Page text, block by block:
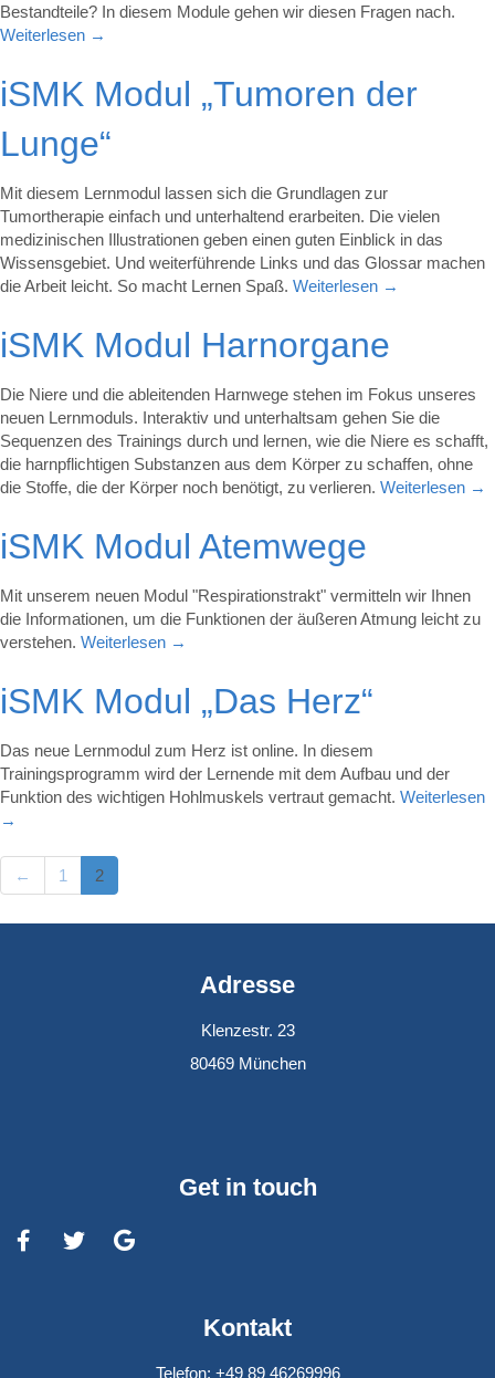
Bestandteile? In diesem Module gehen wir diesen Fragen nach.
Weiterlesen →
iSMK Modul „Tumoren der
Lunge“
Mit diesem Lernmodul lassen sich die Grundlagen zur
Tumortherapie einfach und unterhaltend erarbeiten. Die vielen
medizinischen Illustrationen geben einen guten Einblick in das
Wissensgebiet. Und weiterführende Links und das Glossar machen
die Arbeit leicht. So macht Lernen Spaß. Weiterlesen →
iSMK Modul Harnorgane
Die Niere und die ableitenden Harnwege stehen im Fokus unseres
neuen Lernmoduls. Interaktiv und unterhaltsam gehen Sie die
Sequenzen des Trainings durch und lernen, wie die Niere es schafft,
die harnpflichtigen Substanzen aus dem Körper zu schaffen, ohne
die Stoffe, die der Körper noch benötigt, zu verlieren. Weiterlesen →
iSMK Modul Atemwege
Mit unserem neuen Modul "Respirationstrakt" vermitteln wir Ihnen
die Informationen, um die Funktionen der äußeren Atmung leicht zu
verstehen. Weiterlesen →
iSMK Modul „Das Herz“
Das neue Lernmodul zum Herz ist online. In diesem
Trainingsprogramm wird der Lernende mit dem Aufbau und der
Funktion des wichtigen Hohlmuskels vertraut gemacht. Weiterlesen
→
← 1 2
Adresse
Klenzestr. 23
80469 München
Get in touch
Kontakt
Telefon: +49 89 46269996